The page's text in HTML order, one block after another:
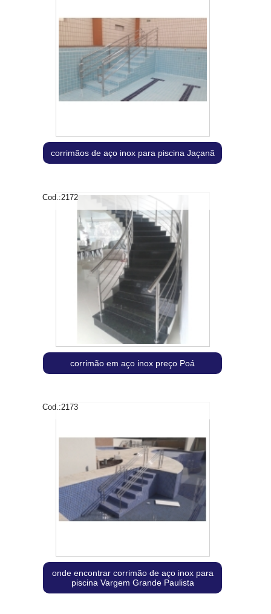
corrimãos de aço inox para piscina Jaçanã
Cod.:2172
corrimão em aço inox preço Poá
Cod.:2173
onde encontrar corrimão de aço inox para
piscina Vargem Grande Paulista